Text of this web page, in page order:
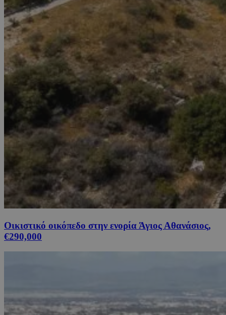
Οικιστικό οικόπεδο στην ενορία Άγιος Αθανάσιος,
€290,000